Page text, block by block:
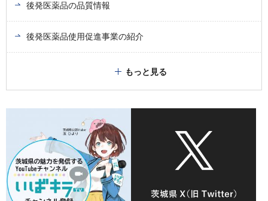
後発医薬品の品質情報
後発医薬品使用促進事業の紹介
もっと見る